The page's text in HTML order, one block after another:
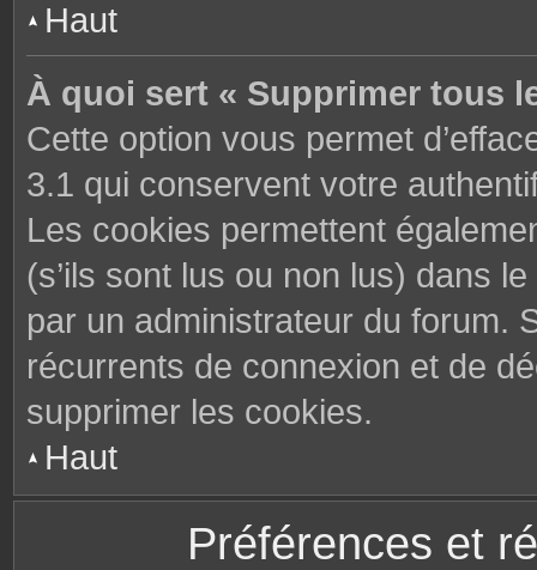
Haut
À quoi sert « Supprimer tous
Cette option vous permet
3.1 qui conservent votre
Les cookies permettent
(s’ils sont lus ou non lus) dans
par un administrateur du forum.
récurrents de connexion et de
supprimer les cookies.
Haut
Préférences et